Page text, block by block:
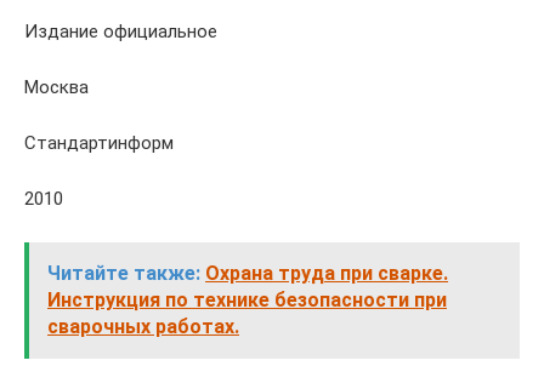
Издание официальное
Москва
Стандартинформ
2010
Читайте также: Охрана труда при сварке.
Инструкция по технике безопасности при
сварочных работах.